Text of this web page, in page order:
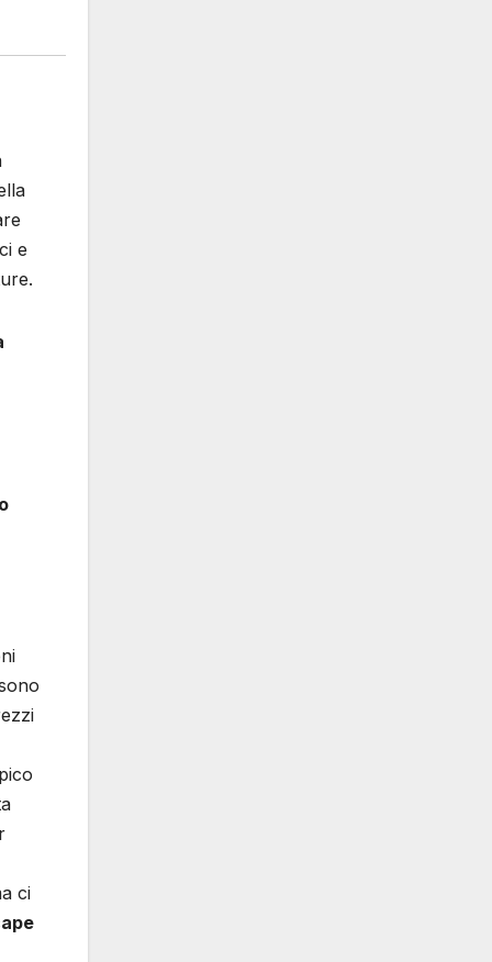
e
ci